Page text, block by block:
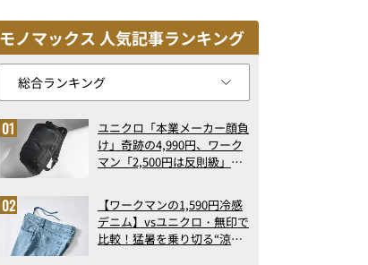
モノマックス 人気記事ランキング
ユニクロ「本業メーカー顔負
け」奇跡の4,990円、ワーク
マン「2,500円は反則級」凄
ト3】（2026年6月版）
【ワークマンの1,590円冷感
デニム】vsユニクロ・無印で
比較！猛暑を乗り切る“涼感